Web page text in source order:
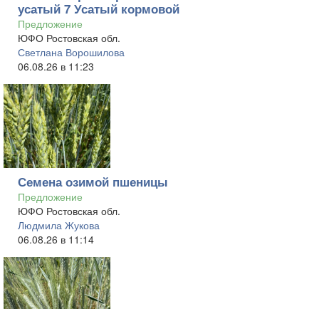
усатый 7 Усатый кормовой
Предложение
ЮФО Ростовская обл.
Светлана Ворошилова
06.08.26 в 11:23
Семена озимой пшеницы
Предложение
ЮФО Ростовская обл.
Людмила Жукова
06.08.26 в 11:14